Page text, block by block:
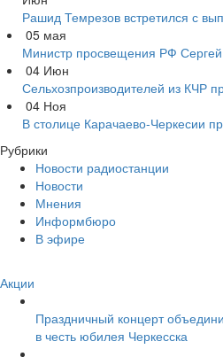
Рашид Темрезов встретился с
05 мая
Министр просвещения РФ
04 Июн
Сельхозпроизводителей из КЧР
04 Ноя
В столице Карачаево-Черкесии
Рубрики
Новости радиостанции
Новости
Мнения
Информбюро
В эфире
Акции
Праздничный концерт
в честь юбилея Черкесска